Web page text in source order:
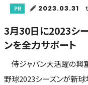
PR 2023.03.31
3月30日に2023シ
ンを全力サポート
侍ジャパン大活躍の興
野球2023シーズンが新球